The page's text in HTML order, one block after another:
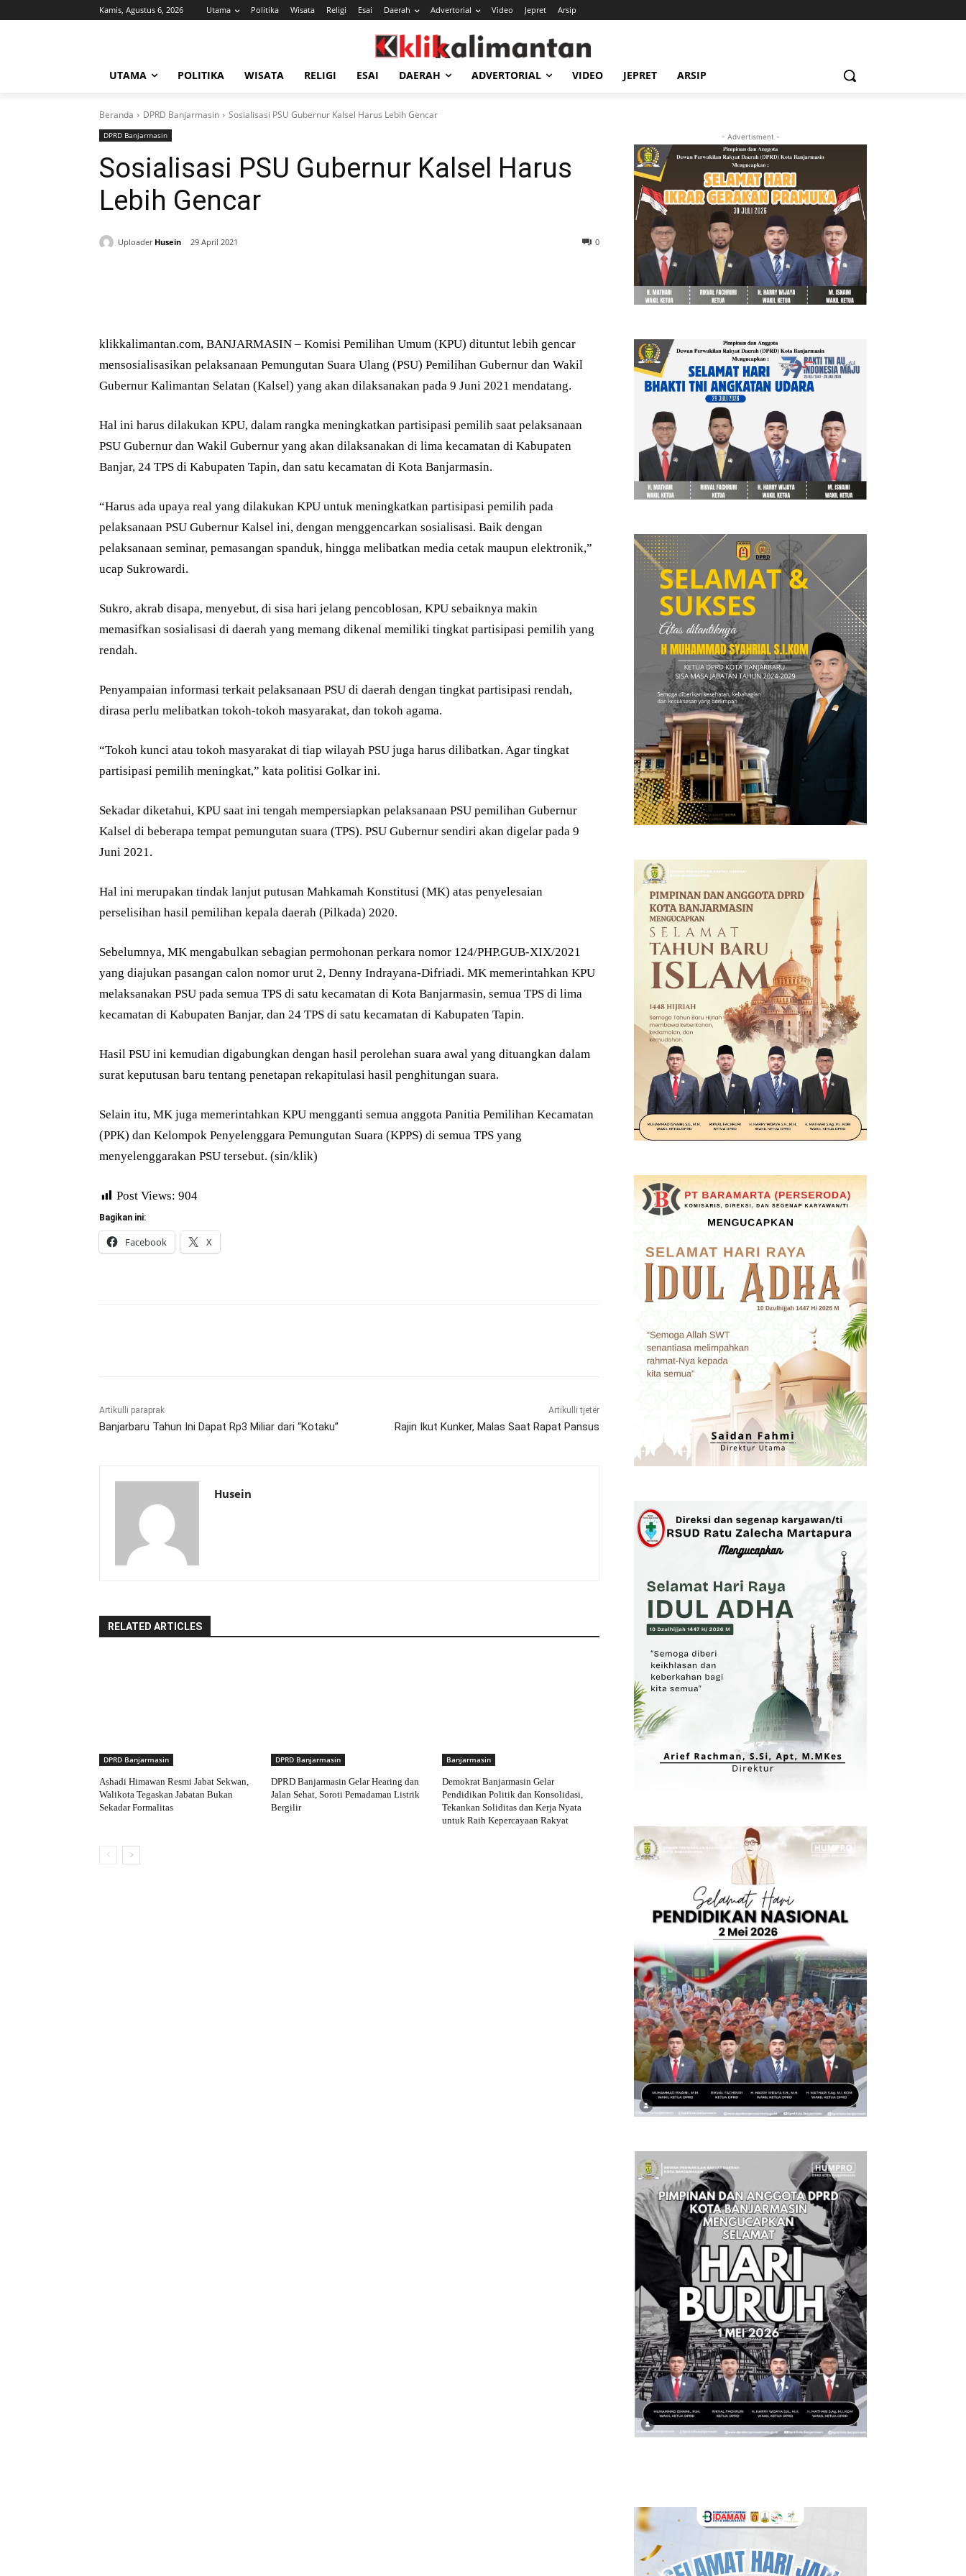
Kamis, Agustus 6, 2026 Utama Politika Wisata Religi Esai Daerah Advertorial Video Jepret Arsip
UTAMA POLITIKA WISATA RELIGI ESAI DAERAH ADVERTORIAL VIDEO JEPRET ARSIP
Beranda DPRD Banjarmasin Sosialisasi PSU Gubernur Kalsel Harus Lebih Gencar
DPRD Banjarmasin
Sosialisasi PSU Gubernur Kalsel Harus
Lebih Gencar
Uploader Husein 29 April 2021 0
klikkalimantan.com, BANJARMASIN – Komisi Pemilihan Umum (KPU) dituntut lebih gencar
mensosialisasikan pelaksanaan Pemungutan Suara Ulang (PSU) Pemilihan Gubernur dan Wakil
Gubernur Kalimantan Selatan (Kalsel) yang akan dilaksanakan pada 9 Juni 2021 mendatang.
Hal ini harus dilakukan KPU, dalam rangka meningkatkan partisipasi pemilih saat pelaksanaan
PSU Gubernur dan Wakil Gubernur yang akan dilaksanakan di lima kecamatan di Kabupaten
Banjar, 24 TPS di Kabupaten Tapin, dan satu kecamatan di Kota Banjarmasin.
“Harus ada upaya real yang dilakukan KPU untuk meningkatkan partisipasi pemilih pada
pelaksanaan PSU Gubernur Kalsel ini, dengan menggencarkan sosialisasi. Baik dengan
pelaksanaan seminar, pemasangan spanduk, hingga melibatkan media cetak maupun elektronik,”
ucap Sukrowardi.
Sukro, akrab disapa, menyebut, di sisa hari jelang pencoblosan, KPU sebaiknya makin
memasifkan sosialisasi di daerah yang memang dikenal memiliki tingkat partisipasi pemilih yang
rendah.
Penyampaian informasi terkait pelaksanaan PSU di daerah dengan tingkat partisipasi rendah,
dirasa perlu melibatkan tokoh-tokoh masyarakat, dan tokoh agama.
“Tokoh kunci atau tokoh masyarakat di tiap wilayah PSU juga harus dilibatkan. Agar tingkat
partisipasi pemilih meningkat,” kata politisi Golkar ini.
Sekadar diketahui, KPU saat ini tengah mempersiapkan pelaksanaan PSU pemilihan Gubernur
Kalsel di beberapa tempat pemungutan suara (TPS). PSU Gubernur sendiri akan digelar pada 9
Juni 2021.
Hal ini merupakan tindak lanjut putusan Mahkamah Konstitusi (MK) atas penyelesaian
perselisihan hasil pemilihan kepala daerah (Pilkada) 2020.
Sebelumnya, MK mengabulkan sebagian permohonan perkara nomor 124/PHP.GUB-XIX/2021
yang diajukan pasangan calon nomor urut 2, Denny Indrayana-Difriadi. MK memerintahkan KPU
melaksanakan PSU pada semua TPS di satu kecamatan di Kota Banjarmasin, semua TPS di lima
kecamatan di Kabupaten Banjar, dan 24 TPS di satu kecamatan di Kabupaten Tapin.
Hasil PSU ini kemudian digabungkan dengan hasil perolehan suara awal yang dituangkan dalam
surat keputusan baru tentang penetapan rekapitulasi hasil penghitungan suara.
Selain itu, MK juga memerintahkan KPU mengganti semua anggota Panitia Pemilihan Kecamatan
(PPK) dan Kelompok Penyelenggara Pemungutan Suara (KPPS) di semua TPS yang
menyelenggarakan PSU tersebut. (sin/klik)
Post Views: 904
Bagikan ini:
Facebook X
Artikulli paraprak
Banjarbaru Tahun Ini Dapat Rp3 Miliar dari “Kotaku”
Artikulli tjetër
Rajin Ikut Kunker, Malas Saat Rapat Pansus
Husein
RELATED ARTICLES
DPRD Banjarmasin
Ashadi Himawan Resmi Jabat Sekwan,
Walikota Tegaskan Jabatan Bukan
Sekadar Formalitas
DPRD Banjarmasin
DPRD Banjarmasin Gelar Hearing dan
Jalan Sehat, Soroti Pemadaman Listrik
Bergilir
Banjarmasin
Demokrat Banjarmasin Gelar
Pendidikan Politik dan Konsolidasi,
Tekankan Soliditas dan Kerja Nyata
untuk Raih Kepercayaan Rakyat
- Advertisment -